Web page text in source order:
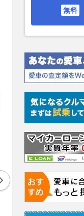
2.4 STIスポーツ タイ